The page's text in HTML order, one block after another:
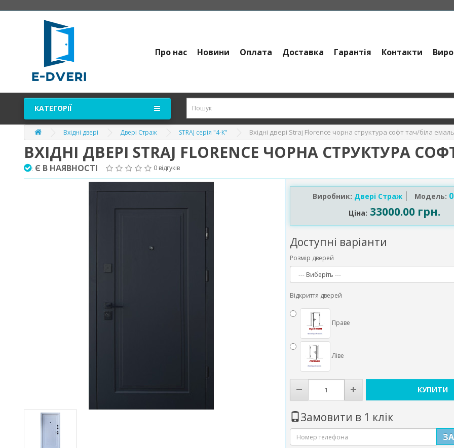
Про нас Новини Оплата Доставка Гарантія Контакти
КАТЕГОРІЇ
Вхідні двері Двері Страж STRAJ серія "4-К" Вхідні двері Straj Florence чорна структура софт тач/біла емаль
ВХІДНІ ДВЕРІ STRAJ FLORENCE ЧОРНА СТРУКТУРА
: Є В НАЯВНОСТІ 0 відгуків
Виробник: Двері Страж Модель:
Ціна: 33000.00 грн.
Доступні варіанти
Розмір дверей
Відкриття дверей
Праве
Ліве
КУПИТИ
Замовити в 1 клік